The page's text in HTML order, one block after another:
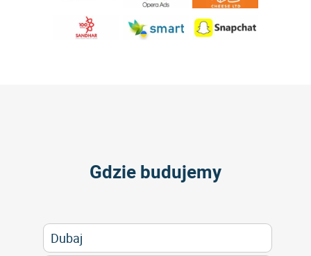
Gdzie budujemy
Dubaj